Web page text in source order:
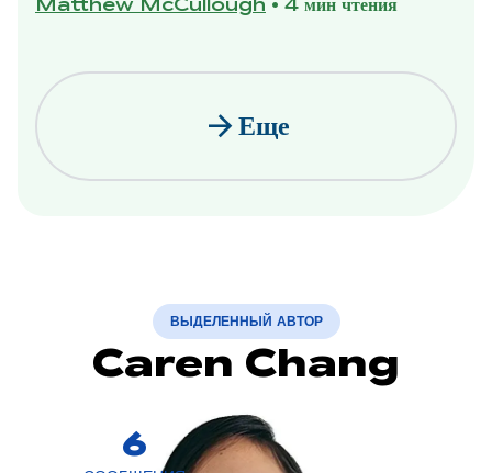
Matthew McCullough • 4 мин чтения
arrow_forwardЕще
ВЫДЕЛЕННЫЙ АВТОР
Caren Chang
6